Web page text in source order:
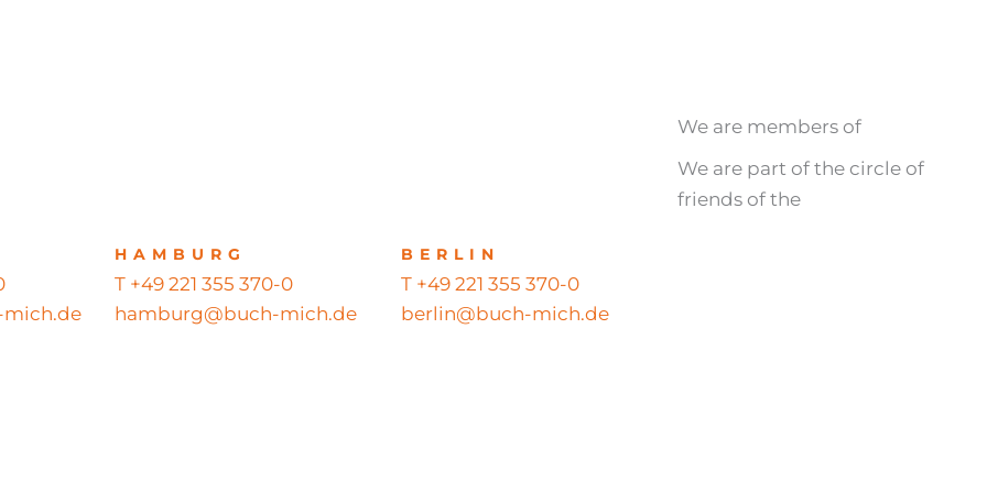
mich.de
HAMBURG
T +49 221 355 370-0
hamburg@buch-mich.de
BERLIN
T +49 221 355 370-0
berlin@buch-mich.de
We are members of
We are part of the circle of
friends of the